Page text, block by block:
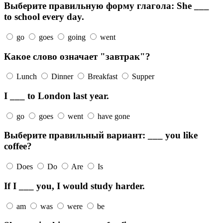
Выберите правильную форму глагола: She ___
to school every day.
go goes going went
Какое слово означает "завтрак"?
Lunch Dinner Breakfast Supper
I ___ to London last year.
go goes went have gone
Выберите правильный вариант: ___ you like
coffee?
Does Do Are Is
If I ___ you, I would study harder.
am was were be